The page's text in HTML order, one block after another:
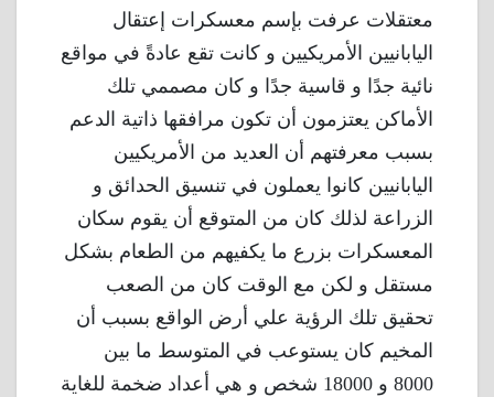
معتقلات عرفت بإسم معسكرات إعتقال
اليابانيين الأمريكيين و كانت تقع عادةً في مواقع
نائية جدًا و قاسية جدًا و كان مصممي تلك
الأماكن يعتزمون أن تكون مرافقها ذاتية الدعم
بسبب معرفتهم أن العديد من الأمريكيين
اليابانيين كانوا يعملون في تنسيق الحدائق و
الزراعة لذلك كان من المتوقع أن يقوم سكان
المعسكرات بزرع ما يكفيهم من الطعام بشكل
مستقل و لكن مع الوقت كان من الصعب
تحقيق تلك الرؤية علي أرض الواقع بسبب أن
المخيم كان يستوعب في المتوسط ما بين
8000 و 18000 شخص و هي أعداد ضخمة للغاية